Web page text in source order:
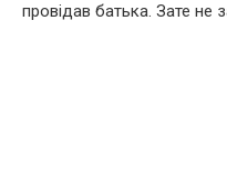
провідав батька. Зате не